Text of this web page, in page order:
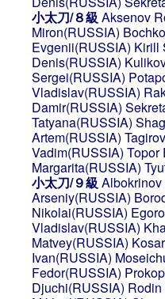
小太刀/８級 Aksenov
Miron(RUSSIA)
Evgenii(RUSSIA) Kirill
Denis(RUSSIA)
Sergei(RUSSIA)
Vladislav(RUSSIA)
Damir(RUSSIA)
Tatyana(RUSSIA)
Artem(RUSSIA)
Vadim(RUSSIA) Topor
Margarita(RUSSIA)
小太刀/９級
Arseniy(RUSSIA)
Nikolai(RUSSIA)
Vladislav(RUSSIA)
Matvey(RUSSIA)
Ivan(RUSSIA)
Fedor(RUSSIA)
Djuchi(RUSSIA)